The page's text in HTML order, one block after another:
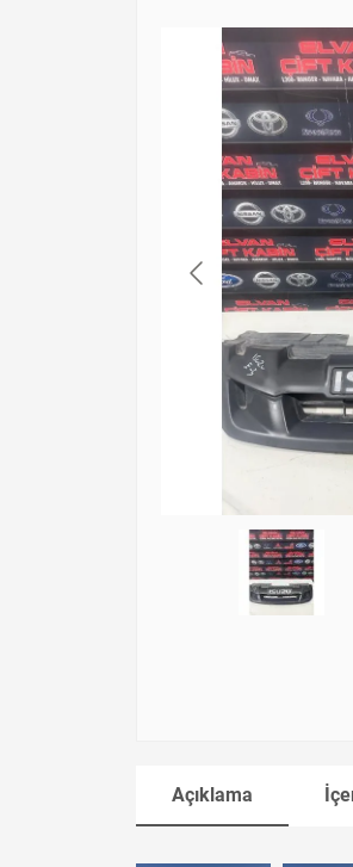
Açıklama